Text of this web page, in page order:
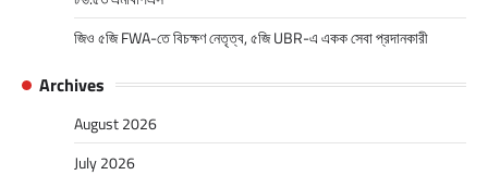
জিও ৫জি FWA-তে বিচক্ষণ নেতৃত্ব, ৫জি UBR-এ একক সেবা প্রদানকারী
Archives
August 2026
July 2026